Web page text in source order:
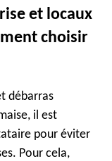
et locaux
choisir
débarras
il est
pour éviter
Pour cela,